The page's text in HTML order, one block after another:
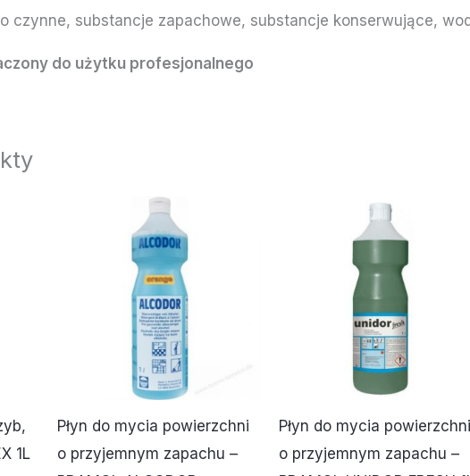
czynne, substancje zapachowe, substancje konserwujące,
do użytku profesjonalnego
1L
Płyn do mycia powierzchni
o przyjemnym zapachu –
Płyn do mycia powierzchni
o przyjemnym zapachu –